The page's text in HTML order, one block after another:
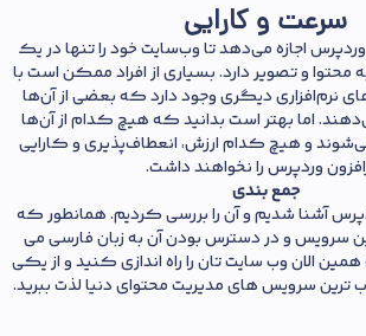
سرعت و کارایی
اجازه می‌دهد تا وب‌سایت خود را تنها در یک
به محتوا و تصویر دارد. بسیاری از افراد ممکن است با
نرم‌افزاری دیگری وجود دارد که بعضی از آن‌ها
می‌دهند. اما بهتر است بدانید که هیچ کدام از آن‌ها
و هیچ کدام ارزش، انعطاف‌پذیری و کارایی
وردپرس را نخواهند داشت.
جمع بندی
آشنا شدیم و آن را بررسی کردیم. همانطور که
سرویس و در دسترس بودن آن به زبان فارسی می
الان وب سایت تان را راه اندازی کنید و از یکی
ترین سرویس های مدیریت محتوای دنیا لذت ببرید.